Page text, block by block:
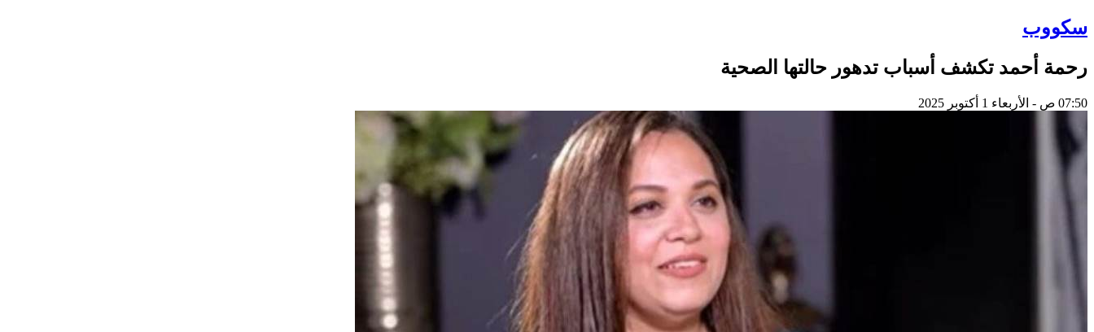
سكووب
رحمة أحمد تكشف أسباب تدهور حالتها الصحية
07:50 ص - الأربعاء 1 أكتوبر 2025